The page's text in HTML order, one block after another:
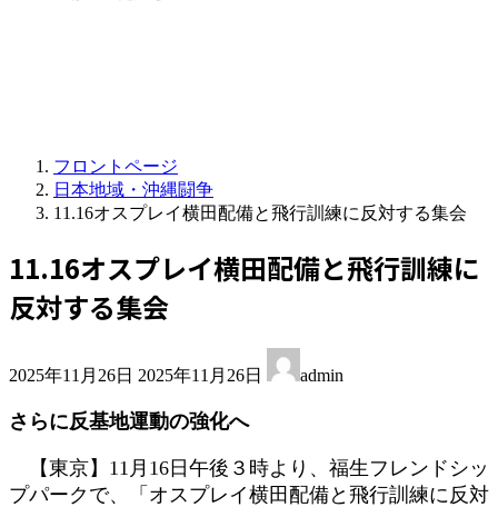
フロントページ
日本地域・沖縄闘争
11.16オスプレイ横田配備と飛行訓練に反対する集会
11.16オスプレイ横田配備と飛行訓練に
反対する集会
2025年11月26日 終
新
時
:
2025年11月26日 admin
さらに反基地運動の強化へ
【東京】11月16日午後３時より、福生フレンドシッ
プパークで、「オスプレイ横田配備と飛行訓練に反対